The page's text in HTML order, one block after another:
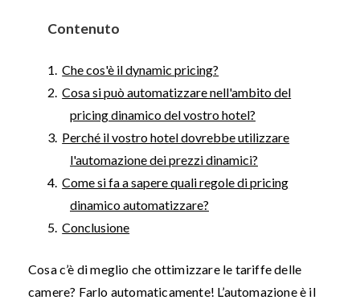
Contenuto
Che cos'è il dynamic pricing?
Cosa si può automatizzare nell'ambito del
pricing dinamico del vostro hotel?
Perché il vostro hotel dovrebbe utilizzare
l'automazione dei prezzi dinamici?
Come si fa a sapere quali regole di pricing
dinamico automatizzare?
Conclusione
Cosa c’è di meglio che ottimizzare le tariffe delle
camere? Farlo automaticamente! L’automazione è il